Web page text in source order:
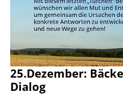
25.Dezember:
Dialog